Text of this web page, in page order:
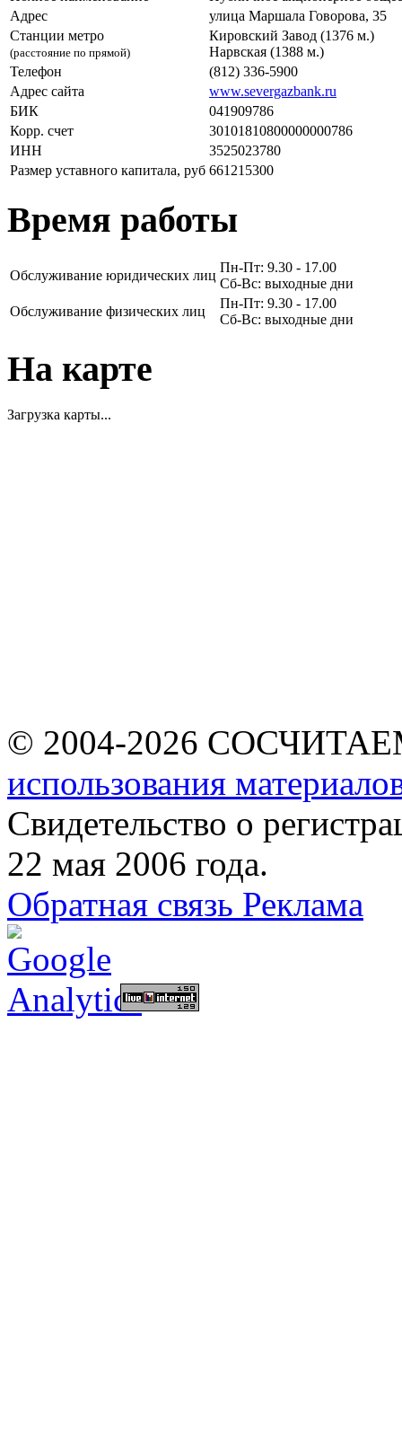
Адрес
улица Маршала Говорова, 35
Станции метро
(расстояние по прямой)
Кировский Завод (1376 м.)
Нарвская (1388 м.)
Телефон
(812) 336-5900
Адрес сайта
www.severgazbank.ru
БИК
041909786
Корр. счет
30101810800000000786
ИНН
3525023780
Размер уставного капитала, руб 661215300
Время работы
Обслуживание юридических лиц
Пн-Пт: 9.30 - 17.00
Сб-Вс: выходные дни
Обслуживание физических лиц
Пн-Пт: 9.30 - 17.00
Сб-Вс: выходные дни
На карте
Загрузка карты...
© 2004-2026
использования
Свидетельство о
22 мая 2006 года.
Обратная связь Реклама